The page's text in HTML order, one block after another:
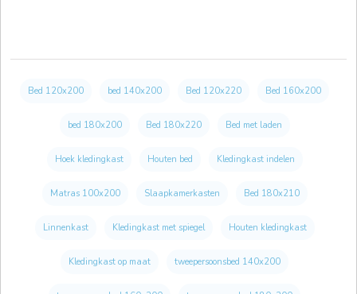
Bed 120x200 bed 140x200 Bed 120x220 Bed 160x200
bed 180x200 Bed 180x220 Bed met laden
Hoek kledingkast Houten bed Kledingkast indelen
Matras 100x200 Slaapkamerkasten Bed 180x210
Linnenkast Kledingkast met spiegel Houten kledingkast
Kledingkast op maat tweepersoonsbed 140x200